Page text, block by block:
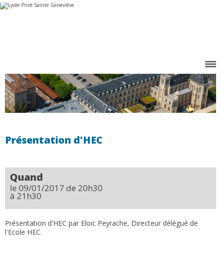
Aller
au
Outils
personnels
Présentation d'HEC
Quand
le 09/01/2017 de 20h30
à 21h30
Présentation d'HEC par Eloic Peyrache, Directeur délégué de
l'Ecole HEC.